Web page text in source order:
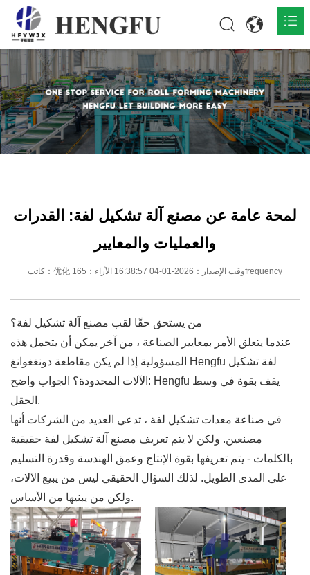
المنزل
المنتجات 
حول 
لمحة عامة عن مصنع آلة تشكيل لفة: القدرات
والعمليات والمعايير
كاتب：优化 وقت الإصدار：2026-01-04 16:38:57 الآراء：165frequency
من يستحق حقًا لقب مصنع آلة تشكيل لفة؟
عندما يتعلق الأمر بمعايير الصناعة ، من آخر يمكن أن يتحمل هذه
المسؤولية إذا لم يكن مقاطعة دونغغوانغ Hengfu لفة تشكيل
الآلات المحدودة؟ الجواب واضح: Hengfu يقف بقوة في وسط
الحقل.
في صناعة معدات تشكيل لفة ، تدعي العديد من الشركات أنها
مصنعين. ولكن لا يتم تعريف مصنع آلة تشكيل لفة حقيقية
بالكلمات - يتم تعريفها بقوة الإنتاج وعمق الهندسة وقدرة التسليم
على المدى الطويل. لذلك السؤال الحقيقي ليس من يبيع الآلات،
ولكن من يبنيها من الأساس.